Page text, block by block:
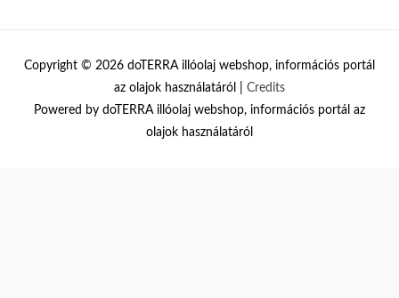
Copyright © 2026 doTERRA illóolaj webshop, információs portál
az olajok használatáról
Credits
Powered by doTERRA illóolaj webshop, információs portál az
olajok használatáról